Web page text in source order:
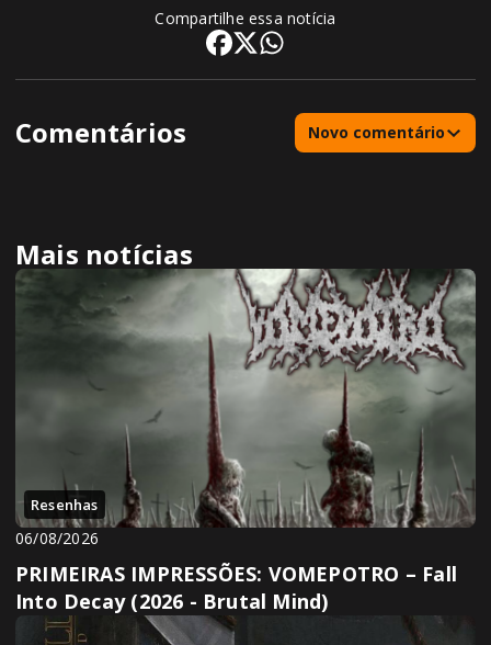
Compartilhe essa notícia
Comentários Novo comentário
Mais notícias
Resenhas
06/08/2026
PRIMEIRAS IMPRESSÕES: VOMEPOTRO – Fall
Into Decay (2026 - Brutal Mind)